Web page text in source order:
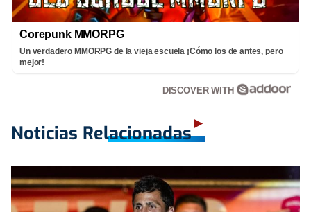
Corepunk MMORPG
Un verdadero MMORPG de la vieja escuela ¡Cómo los de antes, pero
mejor!
DISCOVER WITH
Noticias Relacionadas